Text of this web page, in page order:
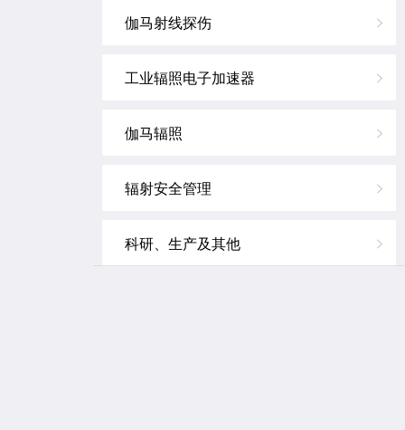
伽马射线探伤
工业辐照电子加速器
伽马辐照
辐射安全管理
科研、生产及其他